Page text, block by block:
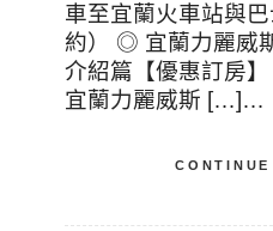
車至宜蘭火車站與
約） ◎ 宜蘭力麗威
介紹篇【優惠訂房
宜蘭力麗威斯 […]…